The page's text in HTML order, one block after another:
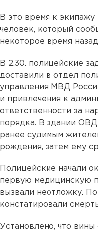
В это время к
человек, который
некоторое время
В 2.30. полицейские
доставили в отдел
управления МВД
и привлечения к
ответственности за
порядка. В здании
ранее судимым
рождения, затем ему
Полицейские начали
первую медицинскую
вызвали неотложку.
констатировали
Установлено, что